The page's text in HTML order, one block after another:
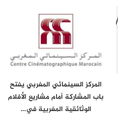
المركز السينمائي المغربي يفتح
باب المشاركة أمام مشاريع الأفلام
الوثائقية المغربية في…